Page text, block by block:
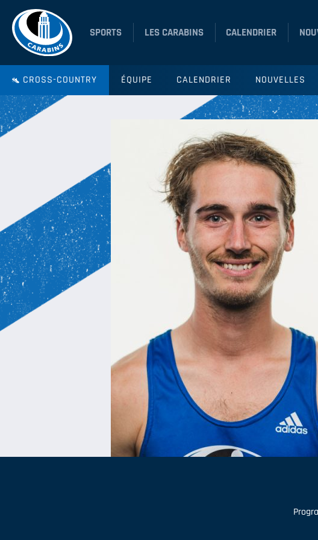
SPORTS LES CARABINS CALENDRIER
CROSS-COUNTRY ÉQUIPE CALENDRIER NOUVELLES